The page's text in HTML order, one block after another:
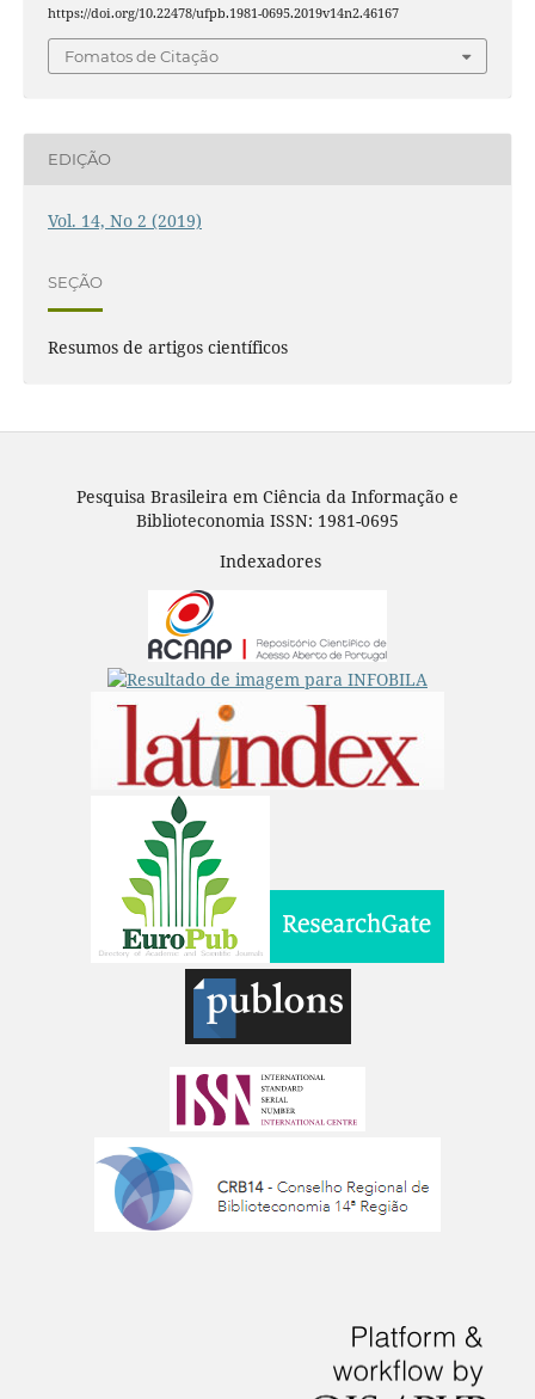
https://doi.org/10.22478/ufpb.1981-0695.2019v14n2.46167
Fomatos de Citação
EDIÇÃO
Vol. 14, No 2 (2019)
SEÇÃO
Resumos de artigos científicos
Pesquisa Brasileira em Ciência da Informação e
Biblioteconomia ISSN: 1981-0695
Indexadores